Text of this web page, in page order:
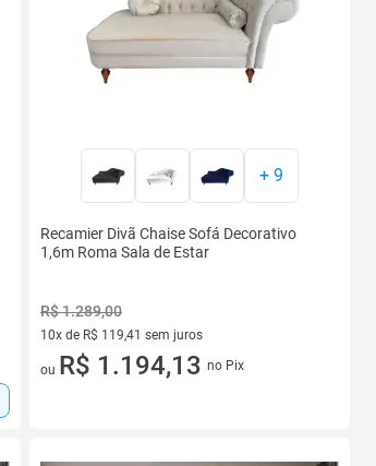
+ 9
Recamier Divã Chaise Sofá Decorativo
1,6m Roma Sala de Estar
R$ 1.289,00
10x de R$ 119,41 sem juros
10 vez de R$ 119,41 sem juros
ou R$ 1.194,13 no Pix